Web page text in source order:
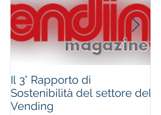
Il 3° Rapporto di
Sostenibilità del settore del
Vending